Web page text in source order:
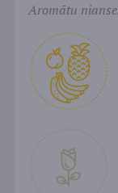
Aromātu